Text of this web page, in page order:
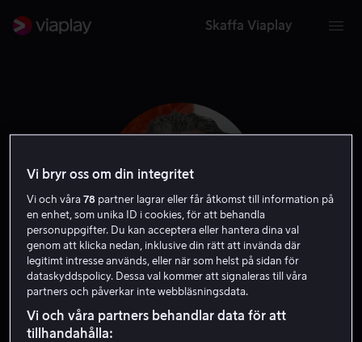
Skaffa Viaplay
Genndy Tartakovsky
Exekutiv producent
Vi bryr oss om din integritet
Vi och våra78 partner lagrar eller får åtkomst till information på
en enhet, som unika ID i cookies, för att behandla
personuppgifter. Du kan acceptera eller hantera dina val
genom att klicka nedan, inklusive din rätt att invända där
legitimt intresse används, eller när som helst på sidan för
dataskyddspolicy. Dessa val kommer att signaleras till våra
partners och påverkar inte webbläsningsdata.
Vi och våra partners behandlar data för att
tillhandahålla: